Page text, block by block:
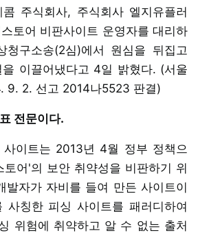
주식회사, 주식회사 엘지유플러
토어 비판사이트 운영자를 대리하
청구소송(2심)에서 원심을 뒤집고
이끌어냈다고 4일 밝혔다. (서울
9. 2. 선고 2014나5523 판결)
전문이다.
사이트는 2013년 4월 정부 정책으
토어'의 보안 취약성을 비판하기 위
발자가 자비를 들여 만든 사이트이
사칭한 피싱 사이트를 패러디하여
위험에 취약하고 알 수 없는 출처